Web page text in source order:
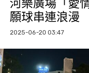
河樂廣場「愛
願球串連浪漫
2025-06-20 03:47